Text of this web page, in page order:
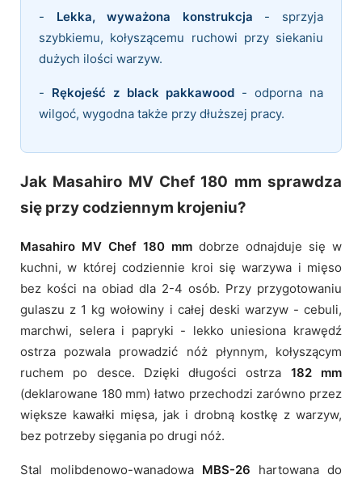
- Lekka, wyważona konstrukcja - sprzyja
szybkiemu, kołyszącemu ruchowi przy siekaniu
dużych ilości warzyw.
- Rękojeść z black pakkawood - odporna na
wilgoć, wygodna także przy dłuższej pracy.
Jak Masahiro MV Chef 180 mm sprawdza
się przy codziennym krojeniu?
Masahiro MV Chef 180 mm dobrze odnajduje się w
kuchni, w której codziennie kroi się warzywa i mięso
bez kości na obiad dla 2-4 osób. Przy przygotowaniu
gulaszu z 1 kg wołowiny i całej deski warzyw - cebuli,
marchwi, selera i papryki - lekko uniesiona krawędź
ostrza pozwala prowadzić nóż płynnym, kołyszącym
ruchem po desce. Dzięki długości ostrza 182 mm
(deklarowane 180 mm) łatwo przechodzi zarówno przez
większe kawałki mięsa, jak i drobną kostkę z warzyw,
bez potrzeby sięgania po drugi nóż.
Stal molibdenowo-wanadowa MBS-26 hartowana do